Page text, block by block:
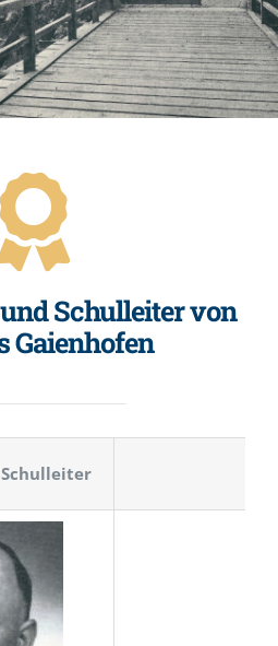
Schulleiter von
Gaienhofen